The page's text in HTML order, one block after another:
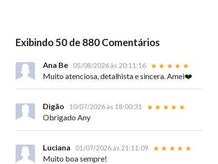
Exibindo 50 de 880 Comentários
Ana Be 05/08/2026 às 20:11:16
Muito atenciosa, detalhista e sincera. Amei❤️
Digão 10/07/2026 às 18:00:31
Obrigado Any
Luciana 01/07/2026 às 21:11:09
Muito boa sempre!